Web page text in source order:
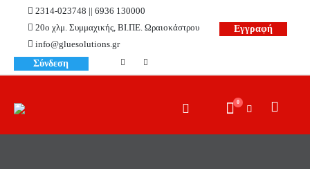
2314-023748 || 6936 130000
20ο χλμ. Συμμαχικής, ΒΙ.ΠΕ. Ωραιοκάστρου
info@gluesolutions.gr
Εγγραφή
Σύνδεση
0